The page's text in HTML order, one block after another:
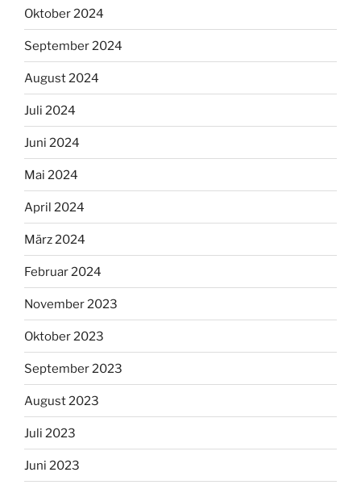
Oktober 2024
September 2024
August 2024
Juli 2024
Juni 2024
Mai 2024
April 2024
März 2024
Februar 2024
November 2023
Oktober 2023
September 2023
August 2023
Juli 2023
Juni 2023